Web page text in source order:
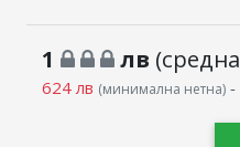
1 лв (средна
624 лв (минимална нетна)-